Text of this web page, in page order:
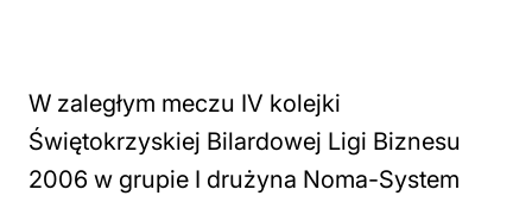
W zaległym meczu IV kolejki
Świętokrzyskiej Bilardowej Ligi Biznesu
2006 w grupie I drużyna Noma-System